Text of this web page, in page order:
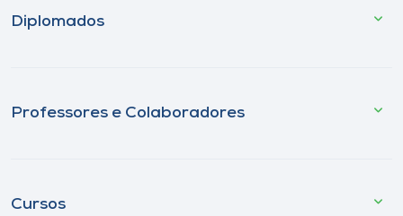
Diplomados
Professores e Colaboradores
Cursos